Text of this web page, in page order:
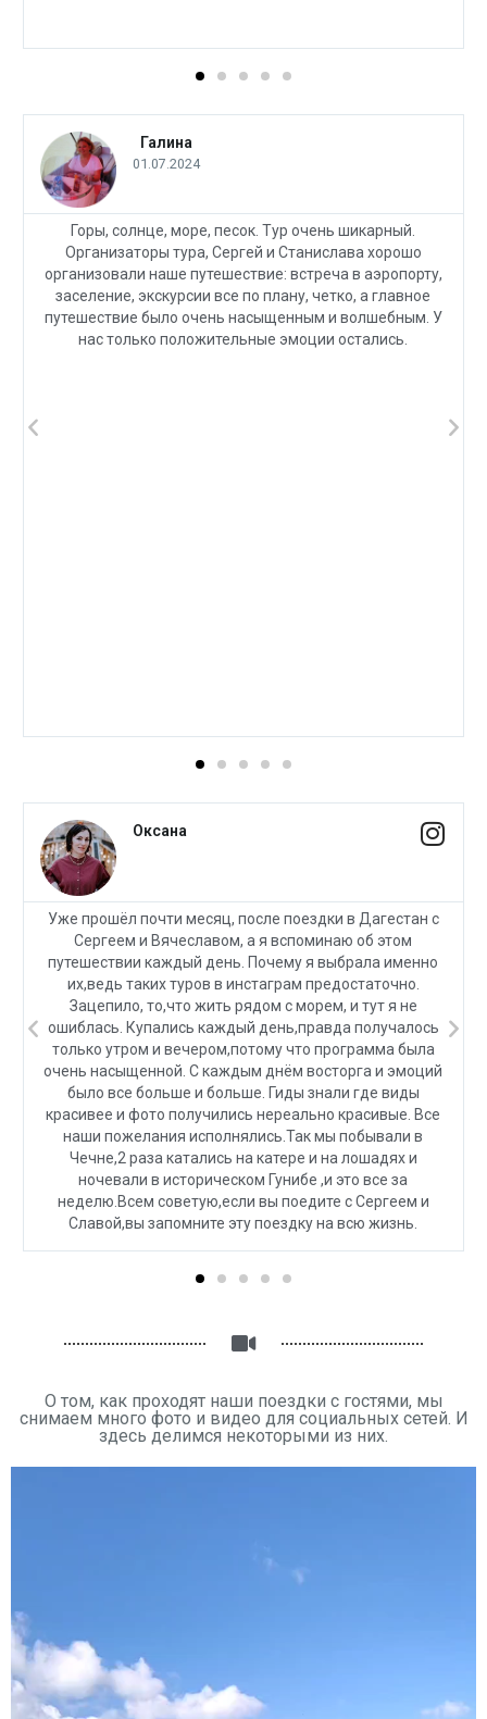
Галина
01.07.2024
Горы, солнце, море, песок. Тур очень шикарный.
Организаторы тура, Сергей и Станислава хорошо
организовали наше путешествие: встреча в аэропорту,
заселение, экскурсии все по плану, четко, а главное
путешествие было очень насыщенным и волшебным. У
нас только положительные эмоции остались.
Оксана
Уже прошёл почти месяц, после поездки в Дагестан с
Сергеем и Вячеславом, а я вспоминаю об этом
путешествии каждый день. Почему я выбрала именно
их,ведь таких туров в инстаграм предостаточно.
Зацепило, то,что жить рядом с морем, и тут я не
ошиблась. Купались каждый день,правда получалось
только утром и вечером,потому что программа была
очень насыщенной. С каждым днём восторга и эмоций
было все больше и больше. Гиды знали где виды
красивее и фото получились нереально красивые. Все
наши пожелания исполнялись.Так мы побывали в
Чечне,2 раза катались на катере и на лошадях и
ночевали в историческом Гунибе ,и это все за
неделю.Всем советую,если вы поедите с Сергеем и
Славой,вы запомните эту поездку на всю жизнь.
О том, как проходят наши поездки с гостями, мы
снимаем много фото и видео для социальных сетей. И
здесь делимся некоторыми из них.